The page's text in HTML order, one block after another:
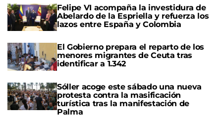
Felipe VI acompaña la investidura de
Abelardo de la Espriella y refuerza los
lazos entre España y Colombia
El Gobierno prepara el reparto de los
menores migrantes de Ceuta tras
identificar a 1.342
Sóller acoge este sábado una nueva
protesta contra la masificación
turística tras la manifestación de
Palma